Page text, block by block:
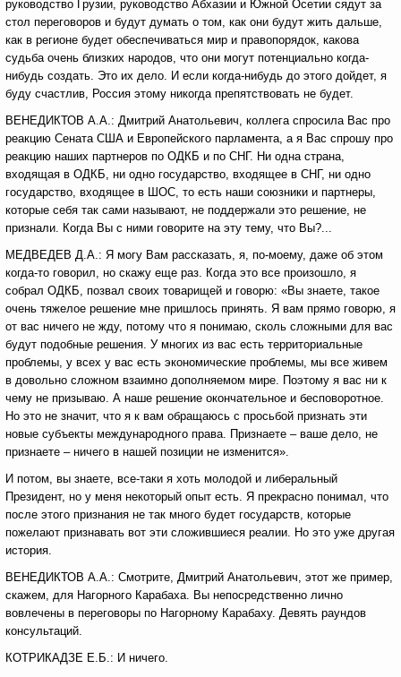
руководство Грузии, руководство Абхазии и Южной Осетии сядут за
стол переговоров и будут думать о том, как они будут жить дальше,
как в регионе будет обеспечиваться мир и правопорядок, какова
судьба очень близких народов, что они могут потенциально когда-
нибудь создать. Это их дело. И если когда-нибудь до этого дойдет, я
буду счастлив, Россия этому никогда препятствовать не будет.
ВЕНЕДИКТОВ А.А.: Дмитрий Анатольевич, коллега спросила Вас про
реакцию Сената США и Европейского парламента, а я Вас спрошу про
реакцию наших партнеров по ОДКБ и по СНГ. Ни одна страна,
входящая в ОДКБ, ни одно государство, входящее в СНГ, ни одно
государство, входящее в ШОС, то есть наши союзники и партнеры,
которые себя так сами называют, не поддержали это решение, не
признали. Когда Вы с ними говорите на эту тему, что Вы?...
МЕДВЕДЕВ Д.А.: Я могу Вам рассказать, я, по-моему, даже об этом
когда-то говорил, но скажу еще раз. Когда это все произошло, я
собрал ОДКБ, позвал своих товарищей и говорю: «Вы знаете, такое
очень тяжелое решение мне пришлось принять. Я вам прямо говорю, я
от вас ничего не жду, потому что я понимаю, сколь сложными для вас
будут подобные решения. У многих из вас есть территориальные
проблемы, у всех у вас есть экономические проблемы, мы все живем
в довольно сложном взаимно дополняемом мире. Поэтому я вас ни к
чему не призываю. А наше решение окончательное и бесповоротное.
Но это не значит, что я к вам обращаюсь с просьбой признать эти
новые субъекты международного права. Признаете – ваше дело, не
признаете – ничего в нашей позиции не изменится».
И потом, вы знаете, все-таки я хоть молодой и либеральный
Президент, но у меня некоторый опыт есть. Я прекрасно понимал, что
после этого признания не так много будет государств, которые
пожелают признавать вот эти сложившиеся реалии. Но это уже другая
история.
ВЕНЕДИКТОВ А.А.: Смотрите, Дмитрий Анатольевич, этот же пример,
скажем, для Нагорного Карабаха. Вы непосредственно лично
вовлечены в переговоры по Нагорному Карабаху. Девять раундов
консультаций.
КОТРИКАДЗЕ Е.Б.: И ничего.